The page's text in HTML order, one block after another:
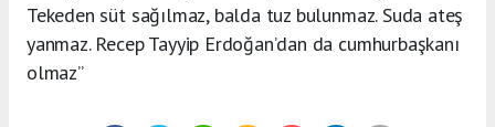
Tekeden süt sağılmaz, balda tuz bulunmaz. Suda ateş
yanmaz. Recep Tayyip Erdoğan’dan da cumhurbaşkanı
olmaz”